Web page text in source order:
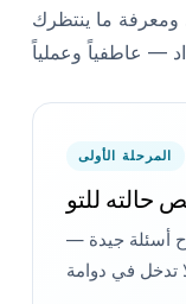
ومعرفة ما ينتظرك
المرحلة الأولى
حالته للتو
أسئلة جيدة —